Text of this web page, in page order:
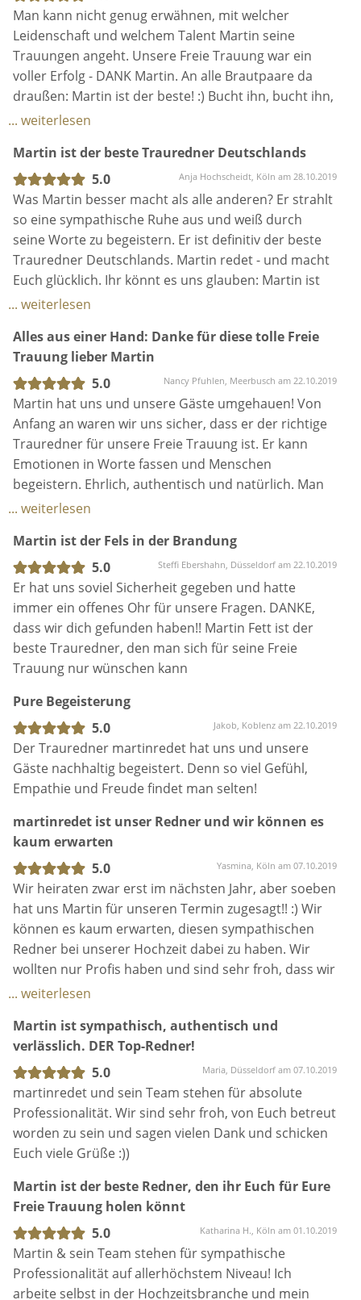
Einfach hervorragend !!!
Man kann nicht genug erwähnen, mit welcher
Leidenschaft und welchem Talent Martin seine
Trauungen angeht. Unsere Freie Trauung war ein
voller Erfolg - DANK Martin. An alle Brautpaare da
draußen: Martin ist der beste! :) Bucht ihn, bucht ihn,
bucht ihn!!! :)) Danke dir lieber Martin dafür dass Du
... weiterlesen
Martin ist der beste Trauredner Deutschlands
5.0
Anja Hochscheidt, Köln am 28.10.2019
Was Martin besser macht als alle anderen? Er strahlt
so eine sympathische Ruhe aus und weiß durch
seine Worte zu begeistern. Er ist definitiv der beste
Trauredner Deutschlands. Martin redet - und macht
Euch glücklich. Ihr könnt es uns glauben: Martin ist
jeden einzelnen Cent wert!
... weiterlesen
Alles aus einer Hand: Danke für diese tolle Freie
Trauung lieber Martin
5.0
Nancy Pfuhlen, Meerbusch am 22.10.2019
Martin hat uns und unsere Gäste umgehauen! Von
Anfang an waren wir uns sicher, dass er der richtige
Trauredner für unsere Freie Trauung ist. Er kann
Emotionen in Worte fassen und Menschen
begeistern. Ehrlich, authentisch und natürlich. Man
hört Martin einfach gerne zu und gleichzeitig widmet
zum Detail und Humor hat er die Traurede gestaltet
und sich vollkommen auf unsere Wünsche
eingelassen. Die Zeremonie selbst hätten wir uns
nicht schöner malen können und dank seines
exzellenten Netzwerks hatten wir auch wunderbare
Live-Musik dabei. Auch eine Fotografin und Floristin
hat er uns organisiert. Es ist so schön, wenn
gelacht wird. Danke für alles!!
... weiterlesen
Martin ist der Fels in der Brandung
5.0
Steffi Ebershahn, Düsseldorf am 22.10.2019
Er hat uns soviel Sicherheit gegeben und hatte
immer ein offenes Ohr für unsere Fragen. DANKE,
dass wir dich gefunden haben!! Martin Fett ist der
beste Trauredner, den man sich für seine Freie
Trauung nur wünschen kann
Pure Begeisterung
5.0
Jakob, Koblenz am 22.10.2019
Der Trauredner martinredet hat uns und unsere
Gäste nachhaltig begeistert. Denn so viel Gefühl,
Empathie und Freude findet man selten!
martinredet ist unser Redner und wir können es
kaum erwarten
5.0
Yasmina, Köln am 07.10.2019
Wir heiraten zwar erst im nächsten Jahr, aber soeben
hat uns Martin für unseren Termin zugesagt!! :) Wir
können es kaum erwarten, diesen sympathischen
Redner bei unserer Hochzeit dabei zu haben. Wir
wollten nur Profis haben und sind sehr froh, dass wir
nun den wichtigen Punkt des Redners mit dem
Yipppiiiieeee! :)
... weiterlesen
Martin ist sympathisch, authentisch und
verlässlich. DER Top-Redner!
5.0
Maria, Düsseldorf am 07.10.2019
martinredet und sein Team stehen für absolute
Professionalität. Wir sind sehr froh, von Euch betreut
worden zu sein und sagen vielen Dank und schicken
Euch viele Grüße :))
Martin ist der beste Redner, den ihr Euch für Eure
Freie Trauung holen könnt
5.0
Katharina H., Köln am 01.10.2019
Martin & sein Team stehen für sympathische
Professionalität auf allerhöchstem Niveau! Ich
arbeite selbst in der Hochzeitsbranche und mein